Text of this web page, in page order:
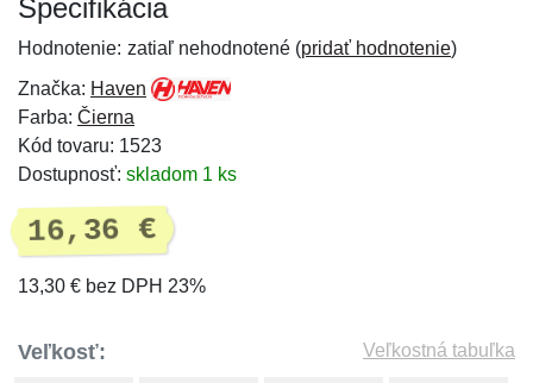
Špecifikácia
Hodnotenie: zatiaľ nehodnotené (pridať hodnotenie)
Značka: Haven
Farba: Čierna
Kód tovaru: 1523
Dostupnosť: skladom 1 ks
16,36 €
13,30 € bez DPH 23%
Veľkosť: Veľkostná tabuľka